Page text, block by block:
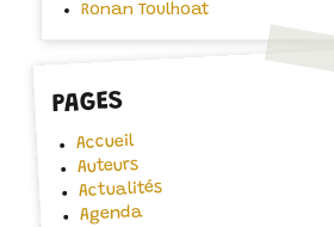
Ronan Toulhoat
PAGES
Accueil
Auteurs
Actualités
Agenda